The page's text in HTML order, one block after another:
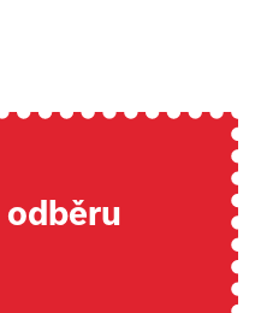
odběru